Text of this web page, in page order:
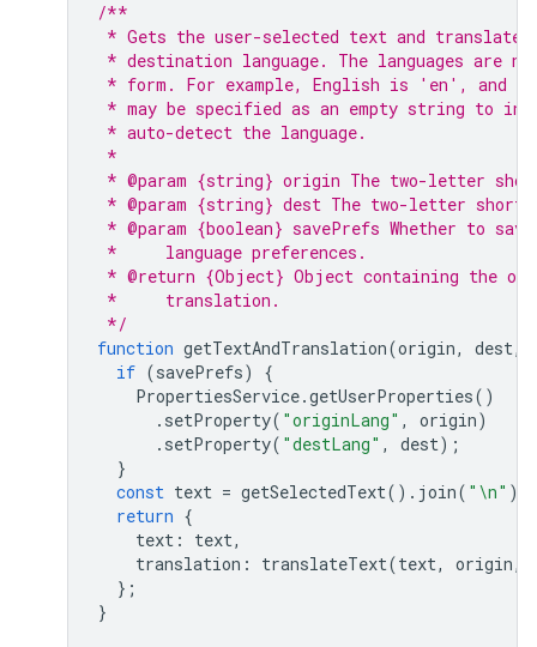
/**
* Gets the user-selected text and
* destination language. The languages are
* form. For example, English is 'en', and
* may be specified as an empty string to
* auto-detect the language.
*
* @param {string} origin The two-letter
* @param {string} dest The two-letter
* @param {boolean} savePrefs Whether to
*     language preferences.
* @return {Object} Object containing the
*     translation.
*/
function getTextAndTranslation(origin, dest,
if (savePrefs)
{
PropertiesService.getUserProperties()
. setProperty( "originLang" , origin)
. setProperty( "destLang" , dest);
}
const text = getSelectedText(). join( "\n" );
return {
text : text,
translation : translateText(text, origin,
};
}